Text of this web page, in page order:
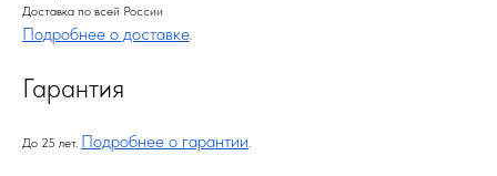
Доставка по всей России
Подробнее о доставке.
Гарантия
До 25 лет. Подробнее о гарантии.